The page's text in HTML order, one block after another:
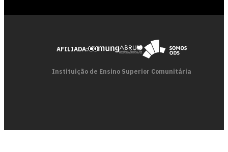
AFILIADA:
Instituição de Ensino Superior Comunitária